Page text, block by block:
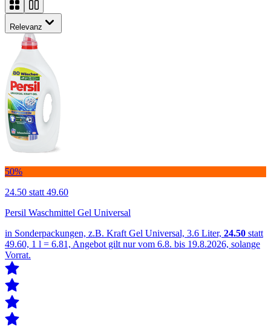
Relevanz
50%
24.50 statt 49.60
Persil Waschmittel Gel Universal
in Sonderpackungen, z.B. Kraft Gel Universal, 3.6 Liter, 24.50 statt
49.60, 1 l = 6.81, Angebot gilt nur vom 6.8. bis 19.8.2026, solange
Vorrat.